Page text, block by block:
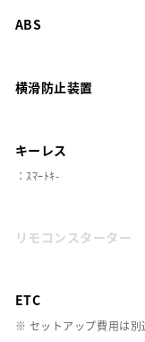
ABS
横滑防止装置
キーレス
：ｽﾏｰﾄｷ-
リモコンスターター
ETC
※ セットアップ費用は別